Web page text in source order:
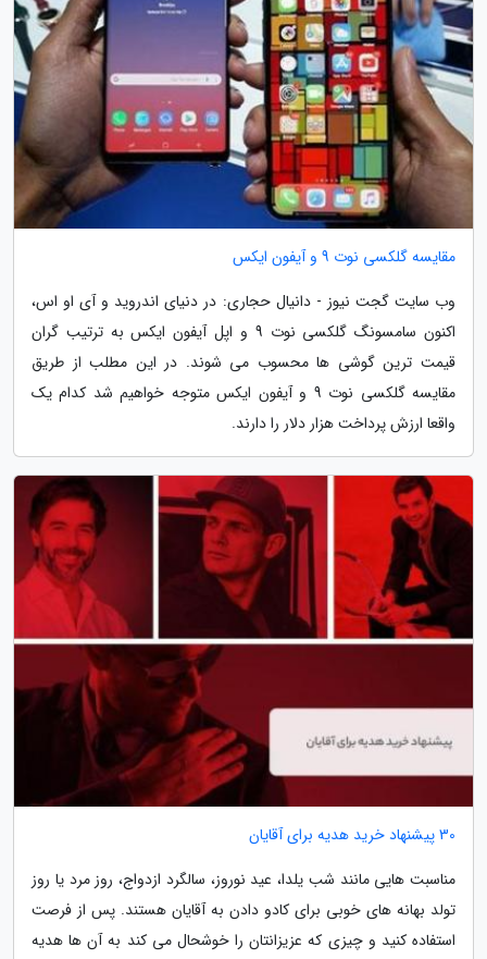
مقایسه گلکسی نوت 9 و آیفون ایکس
وب سایت گجت نیوز - دانیال حجاری: در دنیای اندروید و آی او اس،
اکنون سامسونگ گلکسی نوت 9 و اپل آیفون ایکس به ترتیب گران
قیمت ترین گوشی ها محسوب می شوند. در این مطلب از طریق
مقایسه گلکسی نوت 9 و آیفون ایکس متوجه خواهیم شد کدام یک
واقعا ارزش پرداخت هزار دلار را دارند.
30 پیشنهاد خرید هدیه برای آقایان
مناسبت هایی مانند شب یلدا، عید نوروز، سالگرد ازدواج، روز مرد یا روز
تولد بهانه های خوبی برای کادو دادن به آقایان هستند. پس از فرصت
استفاده کنید و چیزی که عزیزانتان را خوشحال می کند به آن ها هدیه